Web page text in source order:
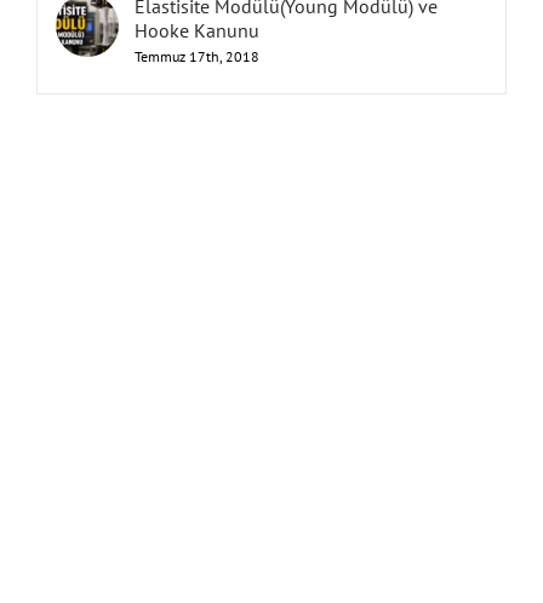
Elastisite Modülü(Young Modülü) ve
Hooke Kanunu
Temmuz 17th, 2018